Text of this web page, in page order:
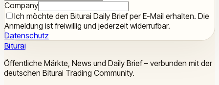
Company
Ich möchte den Biturai Daily Brief per E-Mail erhalten. Die
Anmeldung ist freiwillig und jederzeit widerrufbar.
Datenschutz
Biturai
Öffentliche Märkte, News und Daily Brief – verbunden mit der
deutschen Biturai Trading Community.